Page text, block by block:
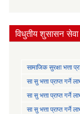
विधुतीय शुसासन सेवा
सामाजिक सुरक्षा भत्ता
सा‍ सु भत्ता प्राप्त गर्ने
सा‍ सु भत्ता प्राप्त गर्ने
सा‍ सु भत्ता प्राप्त गर्ने